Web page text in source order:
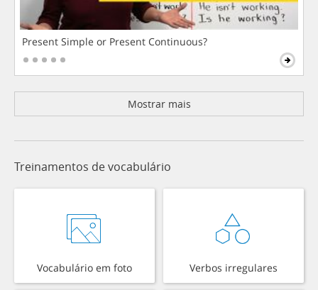
Present Simple or Present Continuous?
Mostrar mais
Treinamentos de vocabulário
Vocabulário em foto Verbos irregulares